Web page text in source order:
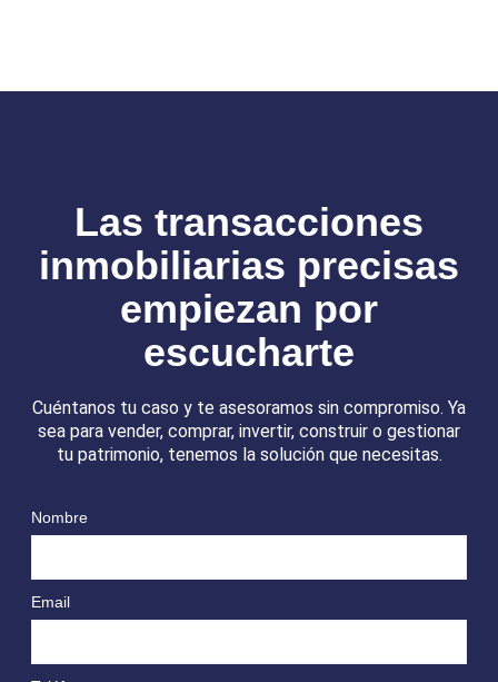
Las transacciones
inmobiliarias precisas
empiezan por
escucharte
Cuéntanos tu caso y te asesoramos sin compromiso. Ya
sea para vender, comprar, invertir, construir o gestionar
tu patrimonio, tenemos la solución que necesitas.
Nombre
Email